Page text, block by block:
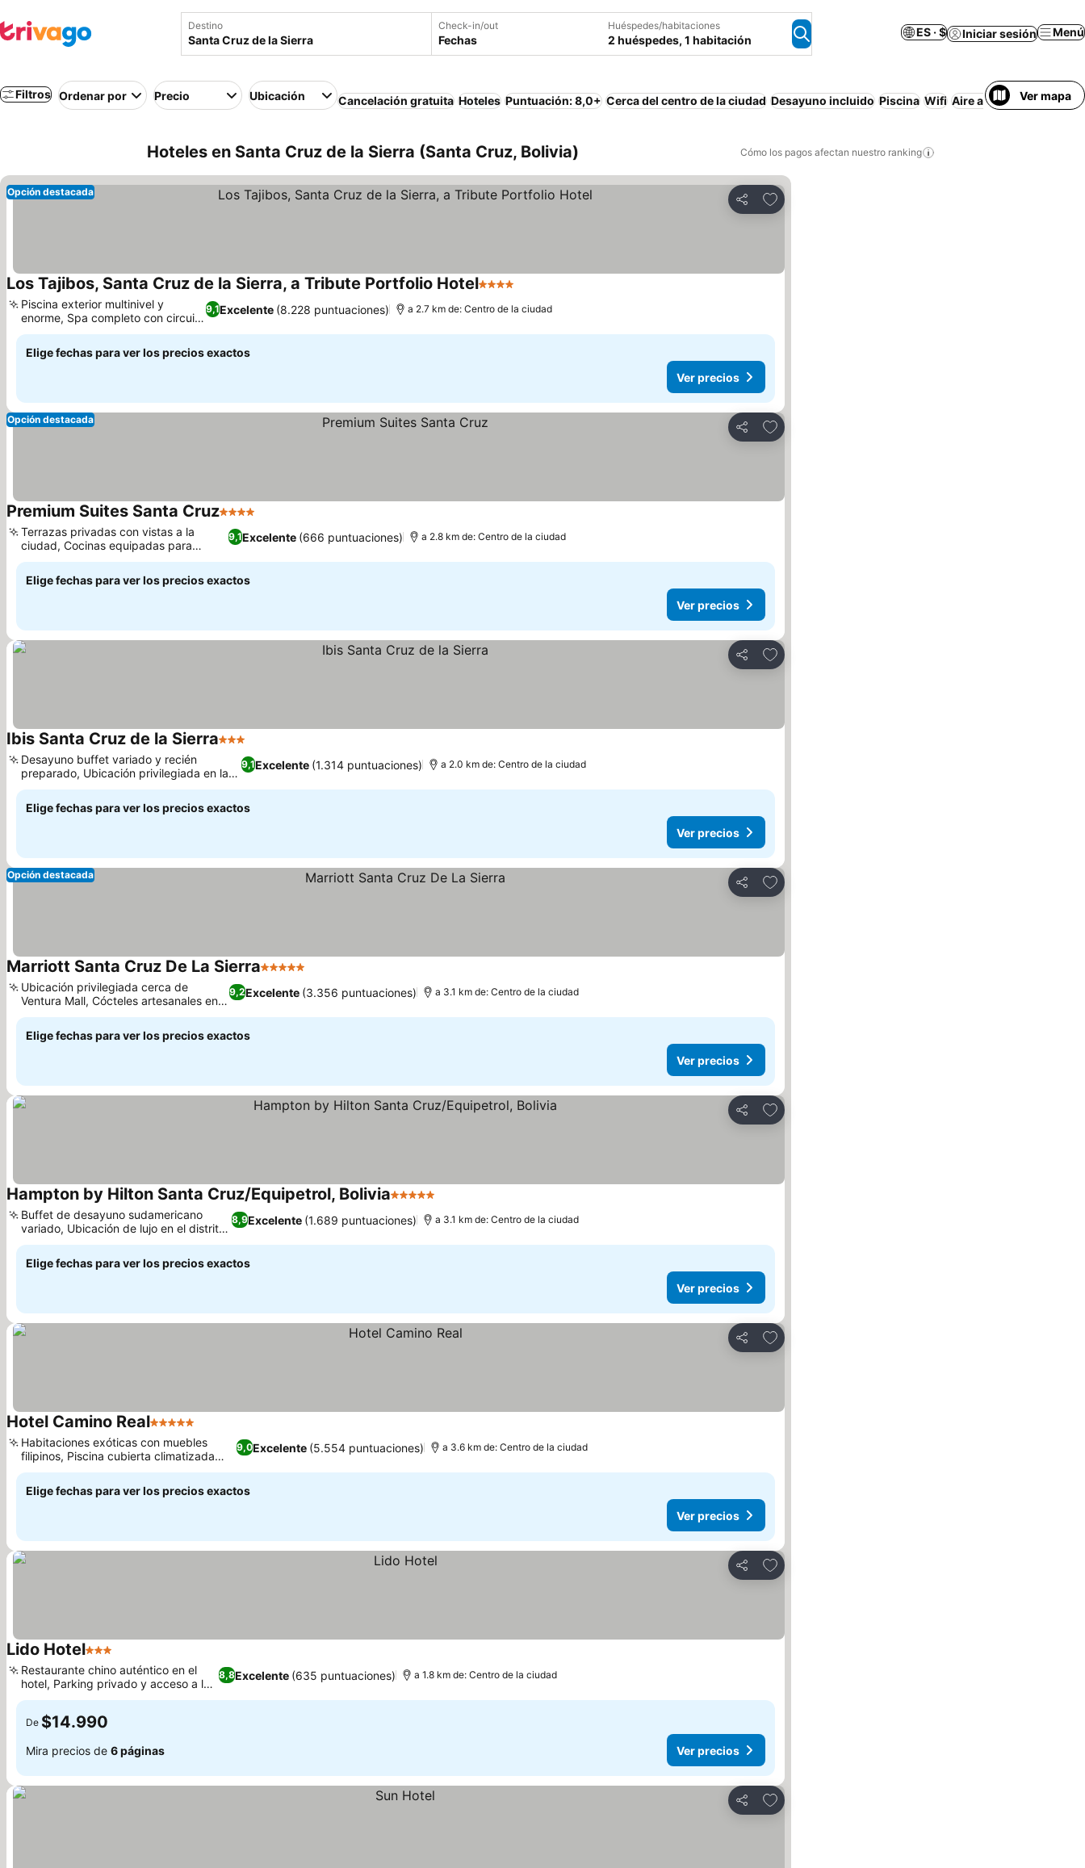
Destino Check-in/out
Fechas
Huéspedes/habitaciones
2 huéspedes, 1 habitación
ES · $ Iniciar sesión Menú
Filtros Ordenar por Precio Ubicación Cancelación gratuita Hoteles Puntuación: 8,0+ Cerca del centro de la ciudad Desayuno incluido Piscina Wifi Aire acondicionado
Ver mapa
Hoteles en Santa Cruz de la Sierra (Santa Cruz, Bolivia) Cómo los pagos afectan nuestro ranking
Compartir
Agregar a favoritos
Opción destacada
Los Tajibos, Santa Cruz de la Sierra, a Tribute Portfolio Hotel4 Estrellas
9,1Excelente (8.228 puntuaciones)
Piscina exterior multinivel y
enorme, Spa completo con circuito
de agua
a 2.7 km de: Centro de la ciudad
Elige fechas para ver los precios exactos
Ver precios
Compartir
Agregar a favoritos
Opción destacada
Premium Suites Santa Cruz4 Estrellas
9,1Excelente (666 puntuaciones)
Terrazas privadas con vistas a la
ciudad, Cocinas equipadas para
estancias largas
a 2.8 km de: Centro de la ciudad
Elige fechas para ver los precios exactos
Ver precios
Compartir
Agregar a favoritos
Ibis Santa Cruz de la Sierra3 Estrellas
9,1Excelente (1.314 puntuaciones)
Desayuno buffet variado y recién
preparado, Ubicación privilegiada en la
zona de Equipetrol
a 2.0 km de: Centro de la ciudad
Elige fechas para ver los precios exactos
Ver precios
Compartir
Agregar a favoritos
Opción destacada
Marriott Santa Cruz De La Sierra5 Estrellas
9,2Excelente (3.356 puntuaciones)
Ubicación privilegiada cerca de
Ventura Mall, Cócteles artesanales en
Blue Macaw Bar
a 3.1 km de: Centro de la ciudad
Elige fechas para ver los precios exactos
Ver precios
Compartir
Agregar a favoritos
Hampton by Hilton Santa Cruz/Equipetrol, Bolivia5 Estrellas
8,9Excelente (1.689 puntuaciones)
Buffet de desayuno sudamericano
variado, Ubicación de lujo en el distrito
de Equipetrol
a 3.1 km de: Centro de la ciudad
Elige fechas para ver los precios exactos
Ver precios
Compartir
Agregar a favoritos
Hotel Camino Real5 Estrellas
9,0Excelente (5.554 puntuaciones)
Habitaciones exóticas con muebles
filipinos, Piscina cubierta climatizada
con acceso al spa
a 3.6 km de: Centro de la ciudad
Elige fechas para ver los precios exactos
Ver precios
Compartir
Agregar a favoritos
Lido Hotel3 Estrellas
8,8Excelente (635 puntuaciones)
Restaurante chino auténtico en el
hotel, Parking privado y acceso a la
terraza
a 1.8 km de: Centro de la ciudad
De $14.990
Mira precios de 6 páginas Ver precios
Compartir
Agregar a favoritos